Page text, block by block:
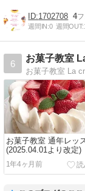
1702708 4
週間IN:0 週間OUT:
6
お菓子教室
お菓子教室 通年レッ
(2025.04.01より改定)
1年4ヶ月前